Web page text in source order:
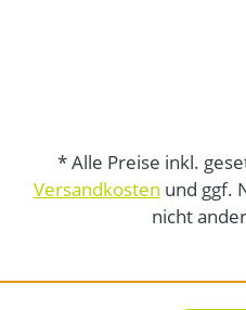
* Alle Preise inkl.
Versandkosten und ggf.
nicht